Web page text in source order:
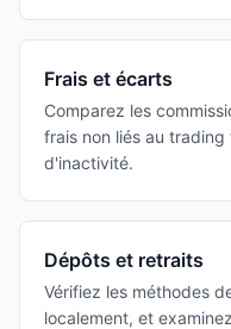
Frais et écarts
Comparez les
frais non liés au
d'inactivité.
Dépôts et retraits
Vérifiez les méthodes
localement, et